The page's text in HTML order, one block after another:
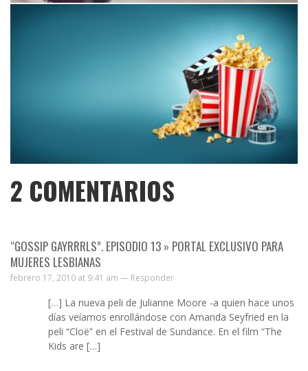
2 COMENTARIOS
“GOSSIP GAYRRRLS”. EPISODIO 13 » PORTAL EXCLUSIVO PARA
MUJERES LESBIANAS
febrero 17, 2010 at 9:41 am — Responder
[…] La nueva peli de Julianne Moore -a quien hace unos
días veíamos enrollándose con Amanda Seyfried en la
peli “Cloë” en el Festival de Sundance. En el film “The
Kids are […]